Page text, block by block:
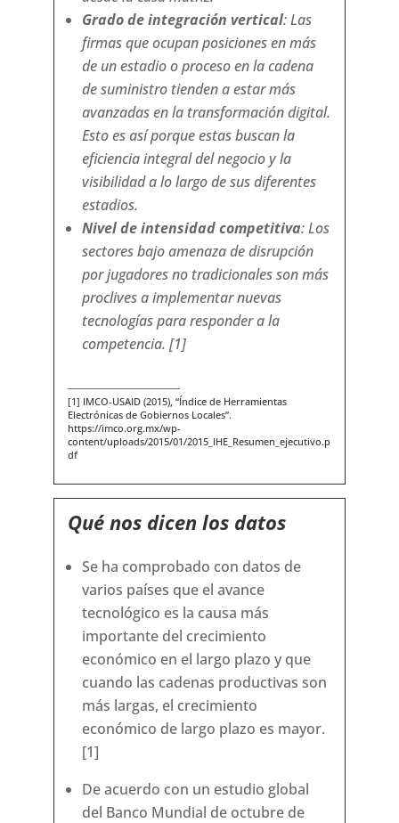
Grado de integración vertical: Las
firmas que ocupan posiciones en más
de un estadio o proceso en la cadena
de suministro tienden a estar más
avanzadas en la transformación digital.
Esto es así porque estas buscan la
eficiencia integral del negocio y la
visibilidad a lo largo de sus diferentes
estadios.
Nivel de intensidad competitiva: Los
sectores bajo amenaza de disrupción
por jugadores no tradicionales son más
proclives a implementar nuevas
tecnologías para responder a la
competencia. [1]
[1] IMCO-USAID (2015), “Índice de Herramientas
Electrónicas de Gobiernos Locales”.
https://imco.org.mx/wp-
content/uploads/2015/01/2015_IHE_Resumen_ejecutivo.p
df
Qué nos dicen los datos
Se ha comprobado con datos de
varios países que el avance
tecnológico es la causa más
importante del crecimiento
económico en el largo plazo y que
cuando las cadenas productivas son
más largas, el crecimiento
económico de largo plazo es mayor.
[1]
De acuerdo con un estudio global
del Banco Mundial de octubre de